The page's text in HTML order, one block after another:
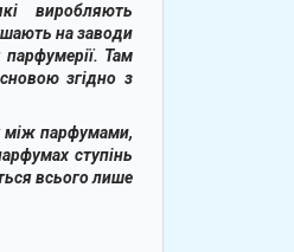
виробляють
на заводи
Там
згідно з
між парфумами,
ступінь
всього лише